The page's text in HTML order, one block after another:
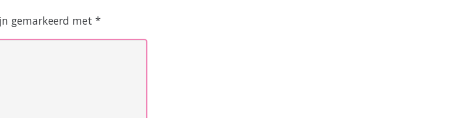
gemarkeerd met *